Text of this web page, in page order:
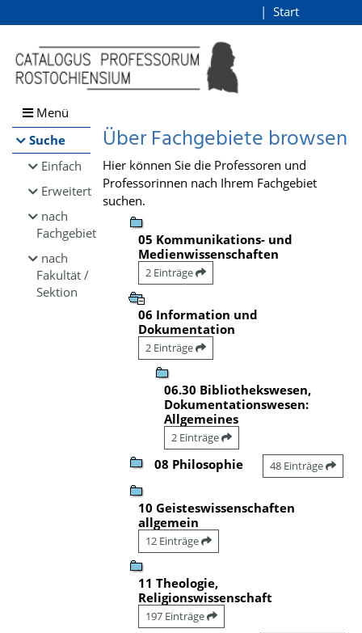
Browsen
direkt zum Inhalt
Start
Menü
Suche
Einfach
Erweitert
nach
Fachgebiet
nach
Fakultät /
Sektion
Über Fachgebiete browsen
Hier können Sie die Professoren und
Professorinnen nach Ihrem Fachgebiet
suchen.
05 Kommunikations- und
Medienwissenschaften
2 Einträge
06 Information und
Dokumentation
2 Einträge
06.30 Bibliothekswesen,
Dokumentationswesen:
Allgemeines
2 Einträge
08 Philosophie 48 Einträge
10 Geisteswissenschaften
allgemein
12 Einträge
11 Theologie,
Religionswissenschaft
197 Einträge